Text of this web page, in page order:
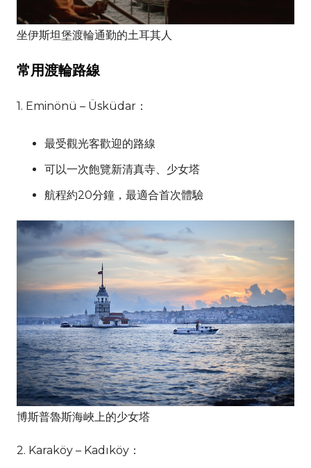
坐伊斯坦堡渡輪通勤的土耳其人
常用渡輪路線
1. Eminönü – Üsküdar：
最受觀光客歡迎的路線
可以一次飽覽新清真寺、少女塔
航程約20分鐘，最適合首次體驗
博斯普魯斯海峽上的少女塔
2. Karaköy – Kadıköy：